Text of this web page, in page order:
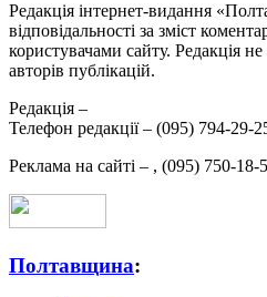
Редакція інтернет-видання
відповідальності за зміст
користувачами сайту. Редакція
авторів публікацій.
Редакція –
Телефон редакції – (095) 794-29-
Реклама на сайті – , (095) 750-18-
Полтавщина: